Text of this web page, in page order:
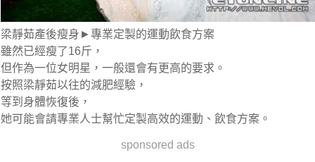
梁靜茹產後瘦身►專業定製的運動飲食方案
雖然已經瘦了16斤，
但作為一位女明星，一般還會有更高的要求。
按照梁靜茹以往的減肥經驗，
等到身體恢復後，
她可能會請專業人士幫忙定製高效的運動、飲食方案 。
sponsored ads